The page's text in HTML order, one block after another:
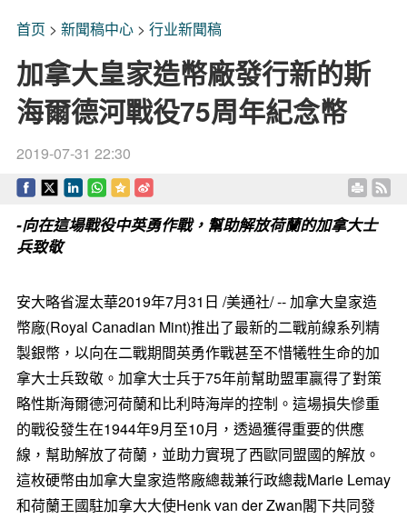
首页 > 新聞稿中心> 行业新聞稿
加拿大皇家造幣廠發行新的斯
海爾德河戰役75周年紀念幣
2019-07-31 22:30
-向在這場戰役中英勇作戰，幫助解放荷蘭的加拿大士
兵致敬
安大略省渥太華2019年7月31日 /美通社/ -- 加拿大皇家造
幣廠(Royal Canadian Mint)推出了最新的二戰前線系列精
製銀幣，以向在二戰期間英勇作戰甚至不惜犧牲生命的加
拿大士兵致敬。加拿大士兵于75年前幫助盟軍贏得了對策
略性斯海爾德河荷蘭和比利時海岸的控制。這場損失慘重
的戰役發生在1944年9月至10月，透過獲得重要的供應
線，幫助解放了荷蘭，並助力實現了西歐同盟國的解放。
這枚硬幣由加拿大皇家造幣廠總裁兼行政總裁Marie Lemay
和荷蘭王國駐加拿大大使Henk van der Zwan閣下共同發